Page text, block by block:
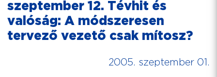
szeptember 12. Tévhit és
valóság: A módszeresen
tervező vezető csak mítosz?
2005. szeptember 01.